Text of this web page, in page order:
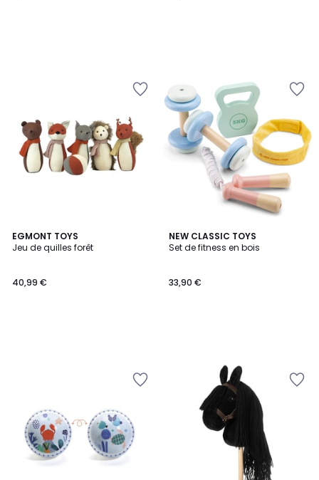
EGMONT TOYS
Jeu de quilles forêt
40,99 €
NEW CLASSIC TOYS
Set de fitness en bois
33,90 €